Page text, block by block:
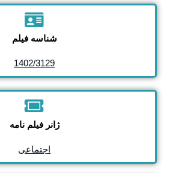
شناسه فیلم
1402/3129
ژانر فیلم نامه
اجتماعی